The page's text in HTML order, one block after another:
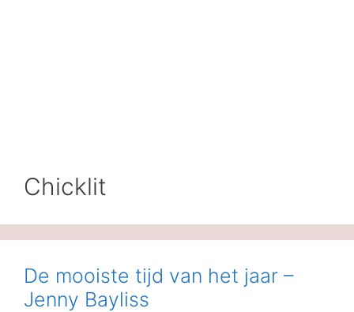
Chicklit
De mooiste tijd van het jaar –
Jenny Bayliss